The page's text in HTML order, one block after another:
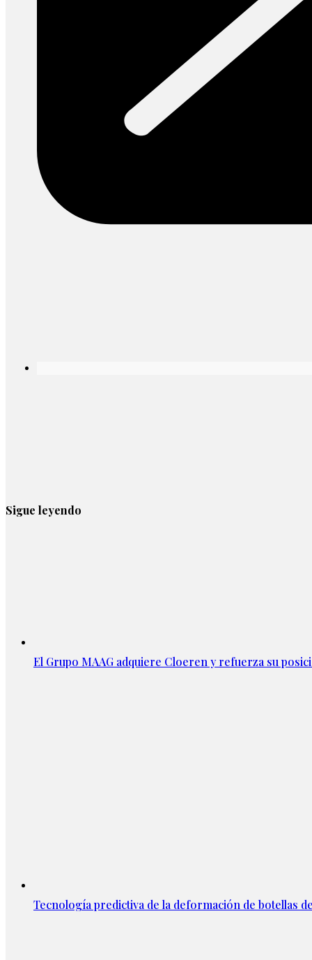
Sigue leyendo
El Grupo MAAG adquiere Cloeren y refuerza su
Tecnología predictiva de la deformación de botellas